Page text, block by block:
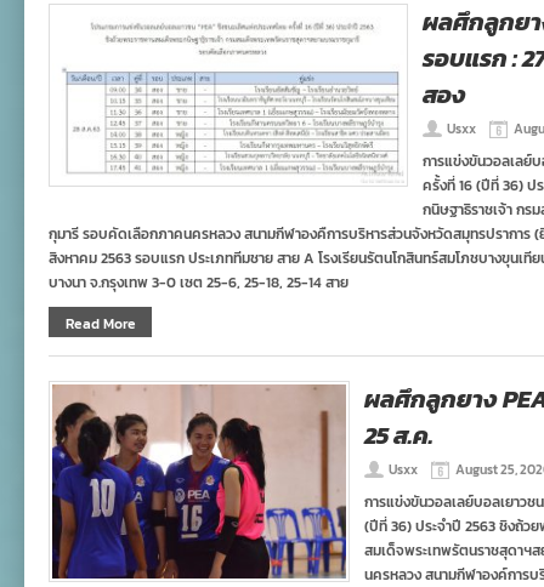
ผลศึกลูกย
รอบแรก :
สอง
Usxx
การแข่งขันวอลเลย์
ครั้งที่ 16 (ปีที่ 36) ป
กนิษฐาธิราชเจ้า กร
กุมารี รอบคัดเลือกภาคนครหลวง สนามกีฬาองคืการบริหารส่วนจังหวัดสมุทรปราการ (
สิงหาคม 2563 รอบแรก ประเภททีมชาย สาย A โรงเรียนรัตนโกสินทร์สมโภชบางขุนเ
บางนา จ.กรุงเทพ 3-0 เซต 25-6, 25-18, 25-14 สาย
Read More
ผลศึกลูกยาง
25 ส.ค.
Usxx August 25,
การแข่งขันวอลเลย์บอลเยาวช
(ปีที่ 36) ประจำปี 2563 ชิงถ้วย
สมเด็จพระเทพรัตนราชสุดาฯ
นครหลวง สนามกีฬาองค์การบ